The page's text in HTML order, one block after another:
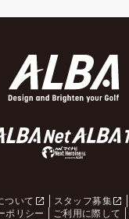
ついて スタッフ募集
ポリシー
ご利用に際して